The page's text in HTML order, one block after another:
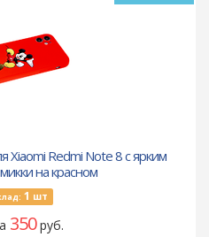
Xiaomi Redmi Note 8 с ярким
на красном
1 шт
350руб.